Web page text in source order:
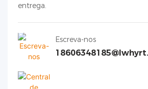
entrega.
Escreva-nos